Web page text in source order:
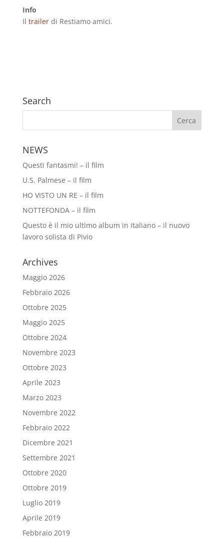
Info
Il trailerdi Restiamo amici.
Search
NEWS
Questi fantasmi! – il film
U.S. Palmese – il film
HO VISTO UN RE – il film
NOTTEFONDA – il film
Questo è il mio ultimo album in italiano – il nuovo
lavoro solista di Pivio
Archives
Maggio 2026
Febbraio 2026
Ottobre 2025
Maggio 2025
Ottobre 2024
Novembre 2023
Ottobre 2023
Aprile 2023
Marzo 2023
Novembre 2022
Febbraio 2022
Dicembre 2021
Settembre 2021
Ottobre 2020
Ottobre 2019
Luglio 2019
Aprile 2019
Febbraio 2019